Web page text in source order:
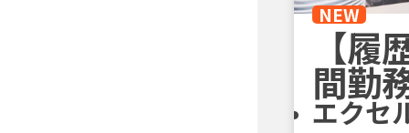
NEW
【
間勤
エクセ